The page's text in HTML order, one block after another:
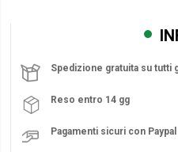
Spedizione gratuita su tutti
Reso entro 14 gg
Pagamenti sicuri con